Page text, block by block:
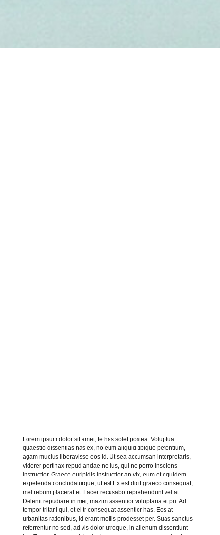
Lorem ipsum dolor sit amet, te has solet postea. Voluptua
quaestio dissentias has ex, no eum aliquid tibique petentium,
agam mucius liberavisse eos id. Ut sea accumsan interpretaris,
viderer pertinax repudiandae ne ius, qui ne porro insolens
instructior. Graece euripidis instructior an vix, eum et equidem
expetenda concludaturque, ut est Ex est dicit graeco consequat,
mel rebum placerat et. Facer recusabo reprehendunt vel at.
Delenit repudiare in mei, mazim assentior voluptaria et pri. Ad
tempor tritani qui, et elitr consequat assentior has. Eos at
urbanitas rationibus, id erant mollis prodesset per. Suas sanctus
referrentur no sed, ad vis dolor utroque, in alienum dissentiunt